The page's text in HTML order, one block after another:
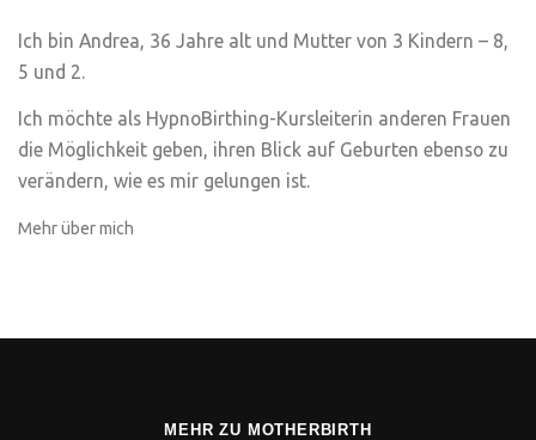
Ich bin Andrea, 36 Jahre alt und Mutter von 3 Kindern – 8,
5 und 2.
Ich möchte als HypnoBirthing-Kursleiterin anderen Frauen
die Möglichkeit geben, ihren Blick auf Geburten ebenso zu
verändern, wie es mir gelungen ist.
Mehr über mich
MEHR ZU MOTHERBIRTH